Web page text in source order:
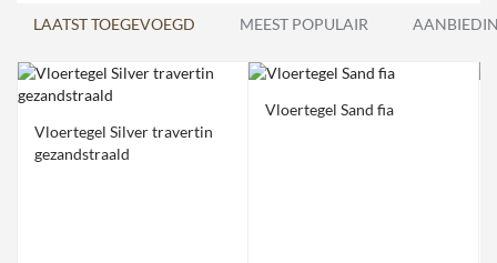
LAATST TOEGEVOEGD MEEST POPULAIR
Vloertegel Silver travertin
gezandstraald
Vloertegel Sand fia